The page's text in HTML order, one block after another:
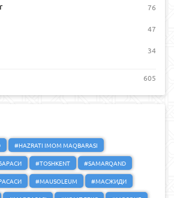
76
47
34
605
#HAZRATI IMOM MAQBARASI
#TOSHKENT
#SAMARQAND
#MAUSOLEUM
#МАСЖИДИ